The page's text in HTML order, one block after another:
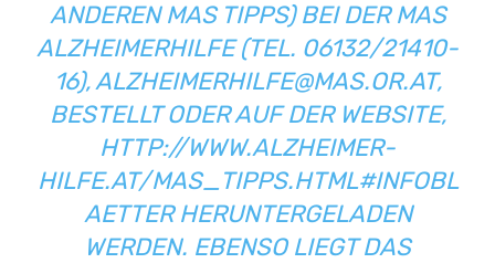
ANDEREN MAS TIPPS) BEI DER MAS
ALZHEIMERHILFE (TEL. 06132/21410-
16), ALZHEIMERHILFE@MAS.OR.AT,
BESTELLT ODER AUF DER WEBSITE,
HTTP://WWW.ALZHEIMER-
HILFE.AT/MAS_TIPPS.HTML#INFOBL
AETTER HERUNTERGELADEN
WERDEN. EBENSO LIEGT DAS